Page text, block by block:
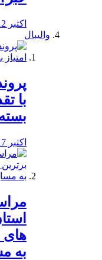
اکتبر 12, 2019
والیبال
با
اکتبر 17, 2019
های
به